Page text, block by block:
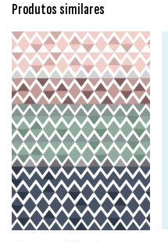
Produtos similares